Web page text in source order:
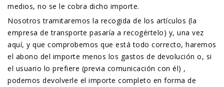
medios, no se le cobra dicho importe.
Nosotros tramitaremos la recogida de los artículos (la
empresa de transporte pasaría a recogértelo) y, una vez
aquí, y que comprobemos que está todo correcto, haremos
el abono del importe menos los gastos de devolución o, si
el usuario lo prefiere (previa comunicación con él) ,
podemos devolverle el importe completo en forma de